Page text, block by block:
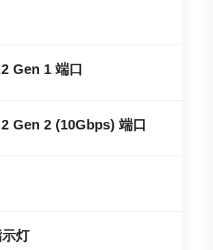
Gen 1 端口
Gen 2 (10Gbps) 端口
灯